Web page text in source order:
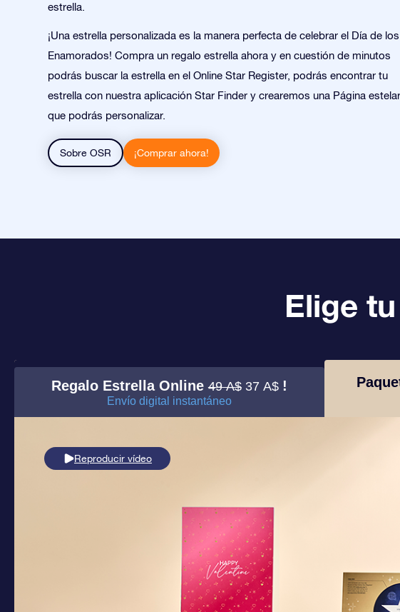
estrella.
¡Una estrella personalizada es la manera perfecta de celebrar el Día de los
Enamorados! Compra un regalo estrella ahora y en cuestión de minutos
podrás buscar la estrella en el Online Star Register, podrás encontrar tu
estrella con nuestra aplicación Star Finder y crearemos una Página estelar
que podrás personalizar.
Sobre OSR ¡Comprar ahora!
Elige
Regalo Estrella Online49 A$ 37 A$ !
Envío digital instantáneo
Reproducir vídeo